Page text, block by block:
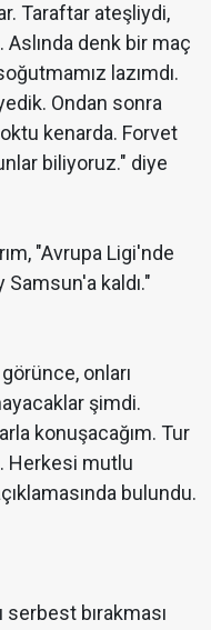
Taraftar ateşliydi,
denk bir maç
lazımdı.
Ondan sonra
kenarda. Forvet
biliyoruz." diye
"Avrupa Ligi'nde
kaldı."
onları
şimdi.
konuşacağım. Tur
Herkesi mutlu
bulundu.
serbest bırakması